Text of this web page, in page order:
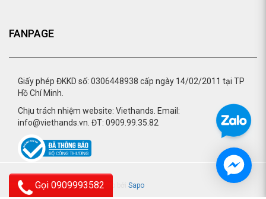
FANPAGE
Giấy phép ĐKKD số: 0306448938 cấp ngày 14/02/2011 tại TP
Hồ Chí Minh.
Chịu trách nhiệm website: Viethands. Email:
info@viethands.vn. ĐT: 0909.99.35.82
© 2015 - viethands.vn.Cung cấp bởi Sapo
Gọi 0909993582